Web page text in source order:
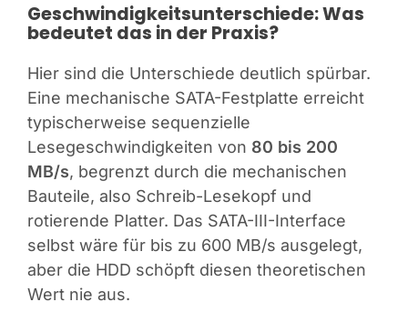
Geschwindigkeitsunterschiede: Was
bedeutet das in der Praxis?
Hier sind die Unterschiede deutlich spürbar.
Eine mechanische SATA-Festplatte erreicht
typischerweise sequenzielle
Lesegeschwindigkeiten von 80 bis 200
MB/s, begrenzt durch die mechanischen
Bauteile, also Schreib-Lesekopf und
rotierende Platter. Das SATA-III-Interface
selbst wäre für bis zu 600 MB/s ausgelegt,
aber die HDD schöpft diesen theoretischen
Wert nie aus.